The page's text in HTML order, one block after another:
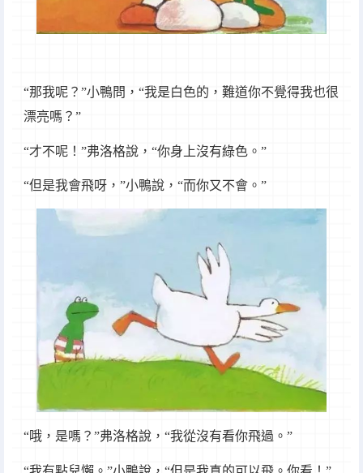
“那我呢？”小鴨問，“我是白色的，難道你不覺得我也很
漂亮嗎？”
“才不呢！”弗洛格說，“你身上沒有綠色。”
“但是我會飛呀，”小鴨說，“而你又不會。”
“哦，是嗎？”弗洛格說，“我從沒有看你飛過。”